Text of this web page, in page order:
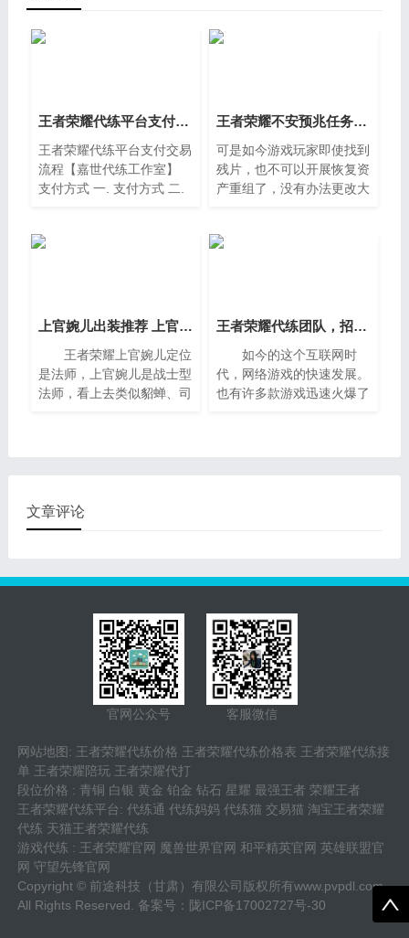
王者荣耀代练平台支付交易流程【嘉世代练工作室】
王者荣耀代练平台支付交易
流程【嘉世代练工作室】
支付方式 一. 支付方式 二.
王者荣耀不安预兆任务怎么做呢? 预兆任务打法攻略
可是如今游戏玩家即使找到
残片，也不可以开展恢复资
产重组了，没有办法更改大
异变在持续扩大，乃至野怪
上官婉儿出装推荐 上官婉儿法术暴力输出怎么出装
王者荣耀上官婉儿定位
是法师，上官婉儿是战士型
法师，看上去类似貂蝉、司
王者荣耀代练团队，招王者荣耀代练
如今的这个互联网时
代，网络游戏的快速发展。
也有许多款游戏迅速火爆了
文章评论
官网公众号 客服微信
网站地图 : 王者荣耀代练价格 王者荣耀代练价格表 王者荣耀代练接
单 王者荣耀陪玩 王者荣耀代打
段位价格 : 青铜 白银 黄金 铂金 钻石 星耀 最强王者 荣耀王者
王者荣耀代练平台: 代练通 代练妈妈 代练猫 交易猫 淘宝王者荣耀
代练 天猫王者荣耀代练
游戏代练 : 王者荣耀官网 魔兽世界官网 和平精英官网 英雄联盟官
网 守望先锋官网
Copyright © 前途科技（甘肃）有限公司版权所有www.pvpdl.com
All Rights Reserved. 备案号： 陇ICP备17002727号-30